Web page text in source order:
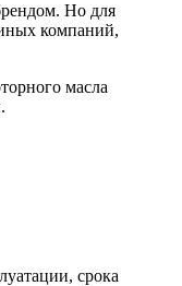
Но для
компаний,
масла
срока